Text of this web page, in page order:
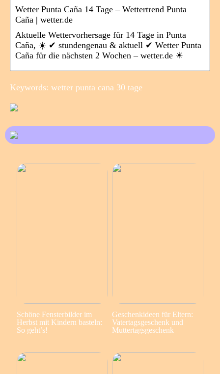
Wetter Punta Caña 14 Tage – Wettertrend Punta
Caña | wetter.de
Aktuelle Wettervorhersage für 14 Tage in Punta
Caña, ☀️ ✔ stundengenau & aktuell ✔ Wetter Punta
Caña für die nächsten 2 Wochen – wetter.de ☀
Keywords: wetter punta cana 30 tage
Schöne Fensterbilder im
Herbst mit Kindern basteln:
So geht’s!
Geschenkideen für Eltern:
Vatertagsgeschenk und
Muttertagsgeschenk